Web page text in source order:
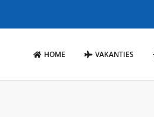
HOME VAKANTIES